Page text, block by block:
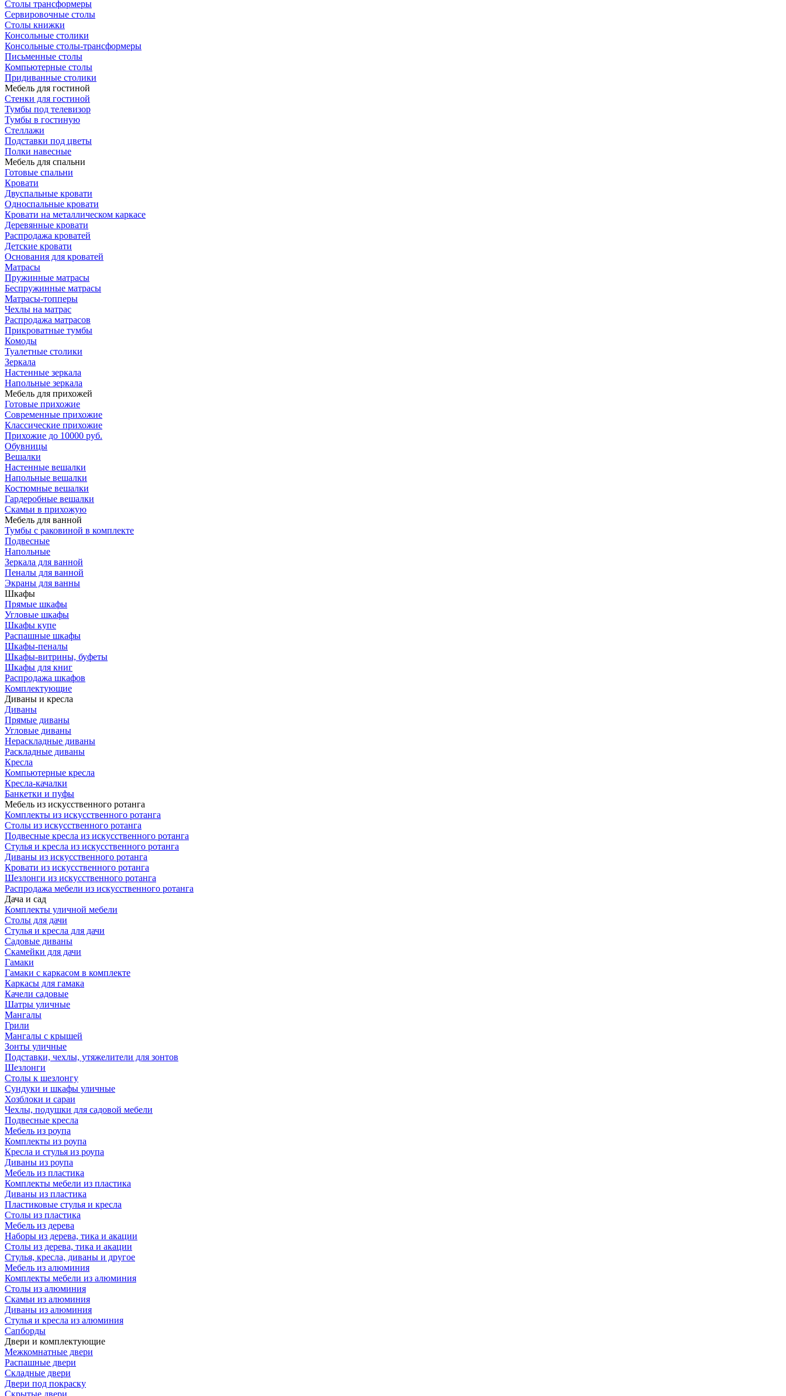
Столы трансформеры
Сервировочные столы
Столы книжки
Консольные столики
Консольные столы-трансформеры
Письменные столы
Компьютерные столы
Придиванные столики
Мебель для гостиной
Стенки для гостиной
Тумбы под телевизор
Тумбы в гостиную
Стеллажи
Подставки под цветы
Полки навесные
Мебель для спальни
Готовые спальни
Кровати
Двуспальные кровати
Односпальные кровати
Кровати на металлическом каркасе
Деревянные кровати
Распродажа кроватей
Детские кровати
Основания для кроватей
Матрасы
Пружинные матрасы
Беспружинные матрасы
Матрасы-топперы
Чехлы на матрас
Распродажа матрасов
Прикроватные тумбы
Комоды
Туалетные столики
Зеркала
Настенные зеркала
Напольные зеркала
Мебель для прихожей
Готовые прихожие
Современные прихожие
Классические прихожие
Прихожие до 10000 руб.
Обувницы
Вешалки
Настенные вешалки
Напольные вешалки
Костюмные вешалки
Гардеробные вешалки
Скамьи в прихожую
Мебель для ванной
Тумбы c раковиной в комплекте
Подвесные
Напольные
Зеркала для ванной
Пеналы для ванной
Экраны для ванны
Шкафы
Прямые шкафы
Угловые шкафы
Шкафы купе
Распашные шкафы
Шкафы-пеналы
Шкафы-витрины, буфеты
Шкафы для книг
Распродажа шкафов
Комплектующие
Диваны и кресла
Диваны
Прямые диваны
Угловые диваны
Нераскладные диваны
Раскладные диваны
Кресла
Компьютерные кресла
Кресла-качалки
Банкетки и пуфы
Мебель из искусственного ротанга
Комплекты из искусственного ротанга
Столы из искусственного ротанга
Подвесные кресла из искусственного ротанга
Стулья и кресла из искусственного ротанга
Диваны из искусственного ротанга
Кровати из искусственного ротанга
Шезлонги из искусственного ротанга
Распродажа мебели из искусственного ротанга
Дача и сад
Комплекты уличной мебели
Столы для дачи
Стулья и кресла для дачи
Садовые диваны
Скамейки для дачи
Гамаки
Гамаки с каркасом в комплекте
Каркасы для гамака
Качели садовые
Шатры уличные
Мангалы
Грили
Мангалы с крышей
Зонты уличные
Подставки, чехлы, утяжелители для зонтов
Шезлонги
Столы к шезлонгу
Сундуки и шкафы уличные
Хозблоки и сараи
Чехлы, подушки для садовой мебели
Подвесные кресла
Мебель из роупа
Комплекты из роупа
Кресла и стулья из роупа
Диваны из роупа
Мебель из пластика
Комплекты мебели из пластика
Диваны из пластика
Пластиковые стулья и кресла
Столы из пластика
Мебель из дерева
Наборы из дерева, тика и акации
Столы из дерева, тика и акации
Стулья, кресла, диваны и другое
Мебель из алюминия
Комплекты мебели из алюминия
Столы из алюминия
Скамьи из алюминия
Диваны из алюминия
Стулья и кресла из алюминия
Сапборды
Двери и комплектующие
Межкомнатные двери
Распашные двери
Складные двери
Двери под покраску
Скрытые двери